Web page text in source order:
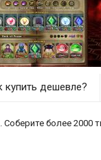
купить дешевле?
более 2000